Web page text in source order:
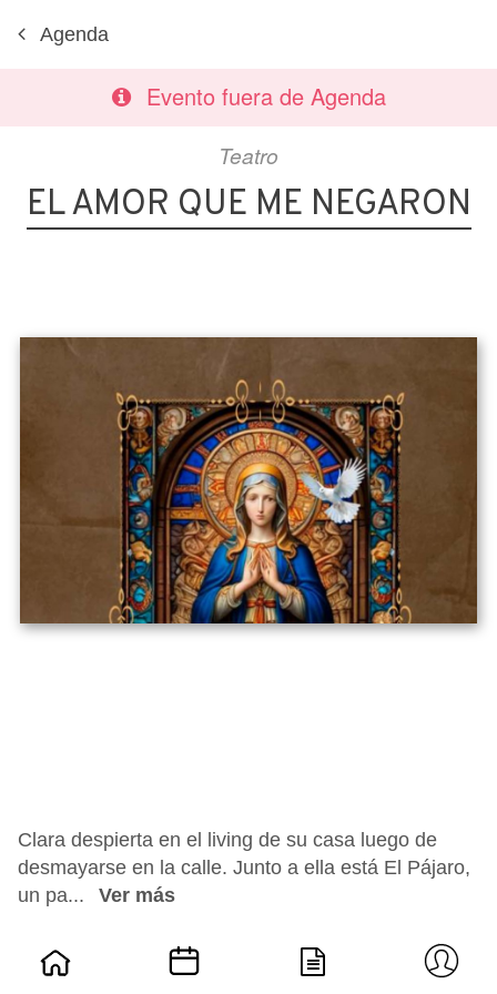
Agenda
Evento fuera de Agenda
Teatro
EL AMOR QUE ME NEGARON
Clara despierta en el living de su casa luego de
desmayarse en la calle. Junto a ella está El Pájaro,
un pa...
Ver más